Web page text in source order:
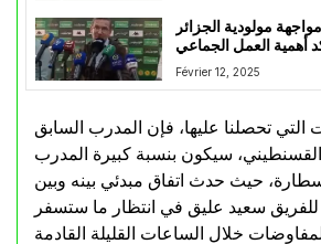
مولودية الجزائر
أهمية العمل الجماعي
Février 12, 2025
تحصلنا عليها، فإن المدرب السابق
القسنطيني، سيكون بنسبة كبيرة المدرب
حيث حدث اتفاق مبدئي بينه وبين
للفريق سعيد عليق في انتظار ما ستسفر